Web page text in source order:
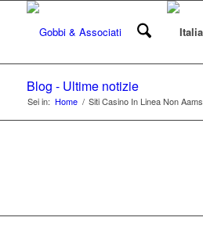
Blog - Ultime notizie
Sei in: Home / Siti Casino In Linea Non Aams